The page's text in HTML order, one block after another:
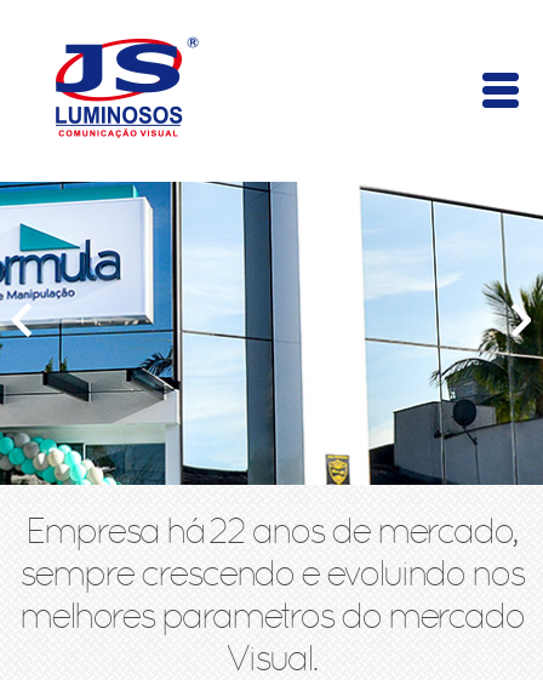
Empresa há 22 anos de mercado,
sempre crescendo e evoluindo nos
melhores parametros do mercado
Visual.